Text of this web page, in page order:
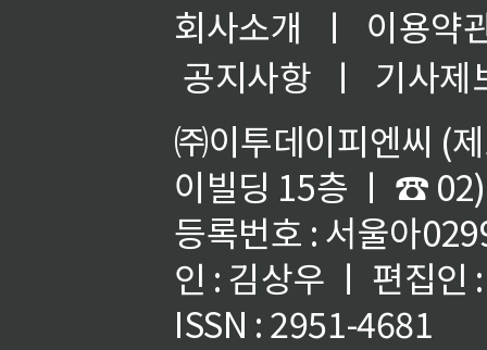
회사소개 ㅣ
이용약
공지사항
ㅣ
기사제
㈜이투데이피엔씨 (
이빌딩 15층 ㅣ ☎
등록번호 : 서울아
인 : 김상우 ㅣ 편집인
ISSN : 2951-4681